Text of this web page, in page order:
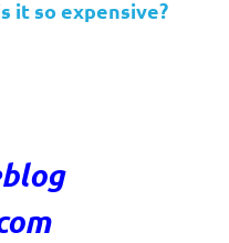
it so expensive?